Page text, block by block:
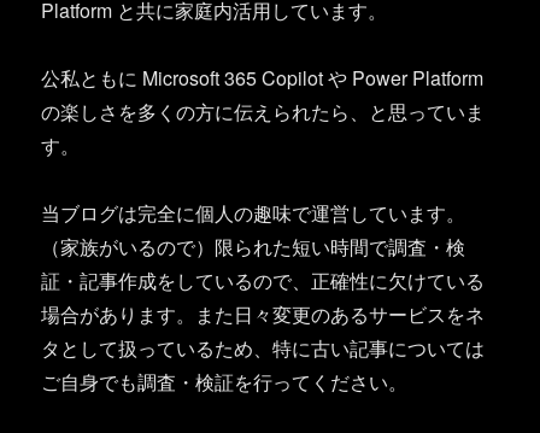
Platform と共に家庭内活用しています。
公私ともに Microsoft 365 Copilot や Power Platform
の楽しさを多くの方に伝えられたら、と思っていま
す。
当ブログは完全に個人の趣味で運営しています。
（家族がいるので）限られた短い時間で調査・検
証・記事作成をしているので、正確性に欠けている
場合があります。また日々変更のあるサービスをネ
タとして扱っているため、特に古い記事については
ご自身でも調査・検証を行ってください。